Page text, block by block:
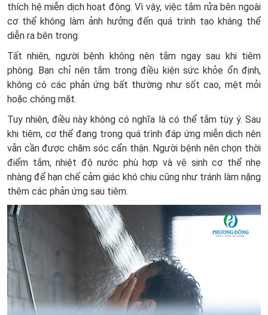
thích hệ miễn dịch hoạt động. Vì vậy, việc tắm rửa bên ngoài
cơ thể không làm ảnh hưởng đến quá trình tạo kháng thể
diễn ra bên trong.
Tất nhiên, người bệnh không nên tắm ngay sau khi tiêm
phòng. Bạn chỉ nên tắm trong điều kiện sức khỏe ổn định,
không có các phản ứng bất thường như sốt cao, mệt mỏi
hoặc chóng mặt.
Tuy nhiên, điều này không có nghĩa là có thể tắm tùy ý. Sau
khi tiêm, cơ thể đang trong quá trình đáp ứng miễn dịch nên
vẫn cần được chăm sóc cẩn thận. Người bệnh nên chọn thời
điểm tắm, nhiệt độ nước phù hợp và vệ sinh cơ thể nhẹ
nhàng để hạn chế cảm giác khó chịu cũng như tránh làm nặng
thêm các phản ứng sau tiêm.